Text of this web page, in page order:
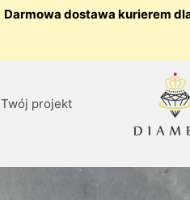
Darmowa dostawa kurierem
Twój projekt